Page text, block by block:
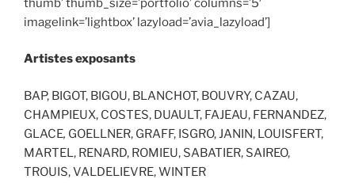
thumb’ thumb_size=’portfolio’ columns=’5′
imagelink=’lightbox’ lazyload=’avia_lazyload’]
Artistes exposants
BAP, BIGOT, BIGOU, BLANCHOT, BOUVRY, CAZAU,
CHAMPIEUX, COSTES, DUAULT, FAJEAU, FERNANDEZ,
GLACE, GOELLNER, GRAFF, ISGRO, JANIN, LOUISFERT,
MARTEL, RENARD, ROMIEU, SABATIER, SAIREO,
TROUIS, VALDELIEVRE, WINTER